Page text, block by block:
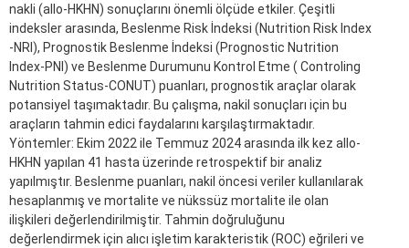
nakli (allo-HKHN) sonuçlarını önemli ölçüde etkiler. Çeşitli
indeksler arasında, Beslenme Risk İndeksi (Nutrition Risk Index
-NRI), Prognostik Beslenme İndeksi (Prognostic Nutrition
Index-PNI) ve Beslenme Durumunu Kontrol Etme ( Controling
Nutrition Status-CONUT) puanları, prognostik araçlar olarak
potansiyel taşımaktadır. Bu çalışma, nakil sonuçları için bu
araçların tahmin edici faydalarını karşılaştırmaktadır.
Yöntemler: Ekim 2022 ile Temmuz 2024 arasında ilk kez allo-
HKHN yapılan 41 hasta üzerinde retrospektif bir analiz
yapılmıştır. Beslenme puanları, nakil öncesi veriler kullanılarak
hesaplanmış ve mortalite ve nükssüz mortalite ile olan
ilişkileri değerlendirilmiştir. Tahmin doğruluğunu
değerlendirmek için alıcı işletim karakteristik (ROC) eğrileri ve